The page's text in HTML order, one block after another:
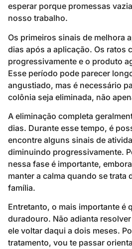
esperar porque promessas
nosso trabalho.
Os primeiros sinais de melhora
dias após a aplicação. Os ratos
progressivamente e o produto
Esse período pode parecer
angustiado, mas é necessário
colônia seja eliminada, não
A eliminação completa
dias. Durante esse tempo, é
encontre alguns sinais de
diminuindo progressivamente.
nessa fase é importante,
manter a calma quando se trata
família.
Entretanto, o mais importante é
duradouro. Não adianta
ele voltar daqui a dois meses.
tratamento, vou te passar